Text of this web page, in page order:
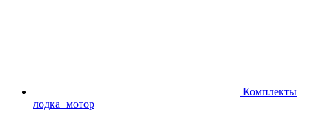
Комплекты
лодка+мотор